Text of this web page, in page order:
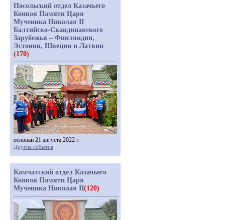
Посольский отдел Казачьего
Конвоя Памяти Царя
Мученика Николая II
Балтийско-Скандинавского
Зарубежья – Финляндии,
Эстонии, Швеции и Латвии
(170)
основан 21 августа 2022 г.
Другие события
Камчатский отдел Казачьего
Конвоя Памяти Царя
Мученика Николая II(120)